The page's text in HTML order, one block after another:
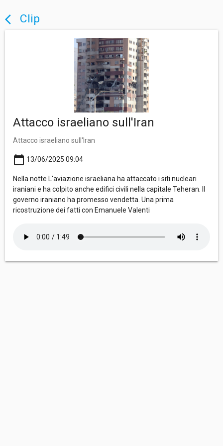
arrow_back_ios Clip
Attacco israeliano sull'Iran
Attacco israeliano sull'Iran
calendar_today 13/06/2025 09:04
Nella notte L'aviazione israeliana ha attaccato i siti nucleari
iraniani e ha colpito anche edifici civili nella capitale Teheran. Il
governo iraniano ha promesso vendetta. Una prima
ricostruzione dei fatti con Emanuele Valenti